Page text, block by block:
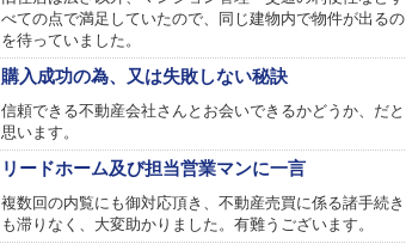
べての点で満足していたので、同じ建物内で物件が出るの
を待っていました。
購入成功の為、又は失敗しない秘訣
信頼できる不動産会社さんとお会いできるかどうか、だと
思います。
リードホーム及び担当営業マンに一言
複数回の内覧にも御対応頂き、不動産売買に係る諸手続き
も滞りなく、大変助かりました。有難うございます。